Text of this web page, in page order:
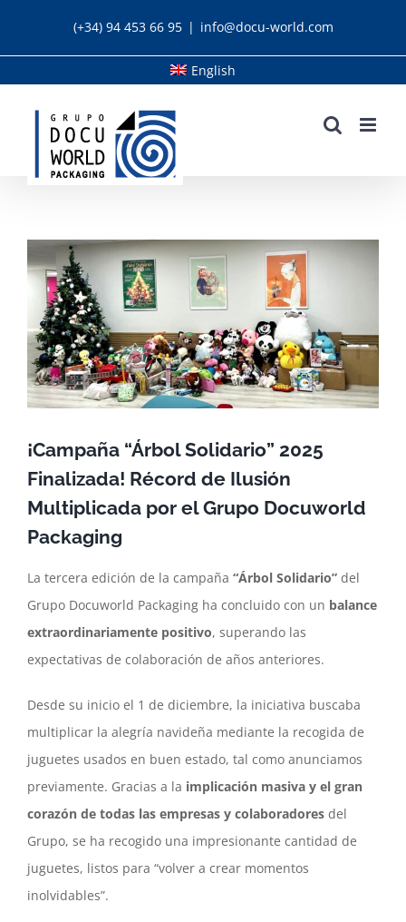
(+34) 94 453 66 95 | info@docu-world.com
English
¡Campaña “Árbol Solidario” 2025
Finalizada! Récord de Ilusión
Multiplicada por el Grupo Docuworld
Packaging
La tercera edición de la campaña “Árbol Solidario” del
Grupo Docuworld Packaging ha concluido con un balance
extraordinariamente positivo, superando las
expectativas de colaboración de años anteriores.
Desde su inicio el 1 de diciembre, la iniciativa buscaba
multiplicar la alegría navideña mediante la recogida de
juguetes usados en buen estado, tal como anunciamos
previamente. Gracias a la implicación masiva y el gran
corazón de todas las empresas y colaboradores del
Grupo, se ha recogido una impresionante cantidad de
juguetes, listos para “volver a crear momentos
inolvidables”.